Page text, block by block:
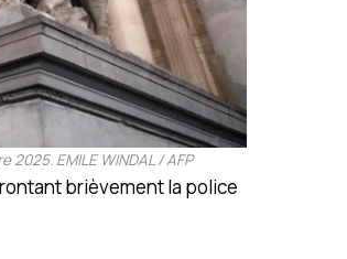
2025. EMILE WINDAL / AFP
brièvement la police